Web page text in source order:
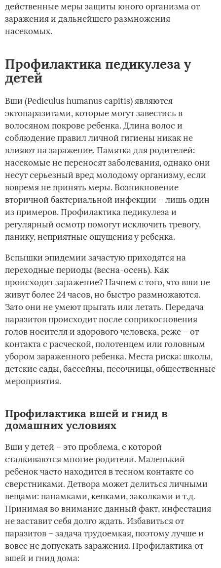
действенные меры защиты юного организма от
заражения и дальнейшего размножения
насекомых.
Профилактика педикулеза у
детей
Вши (Pediculus humanus capitis) являются
эктопаразитами, которые могут завестись в
волосяном покрове ребенка. Длина волос и
соблюдение правил личной гигиены никак не
влияют на заражение. Памятка для родителей:
насекомые не переносят заболевания, однако они
несут серьезный вред молодому организму, если
вовремя не принять меры. Возникновение
вторичной бактериальной инфекции – лишь один
из примеров. Профилактика педикулеза и
регулярный осмотр помогут исключить тревогу,
панику, неприятные ощущения у ребенка.
Вспышки эпидемии зачастую приходятся на
переходные периоды (весна-осень). Как
происходит заражение? Начнем с того, что вши не
живут более 24 часов, но быстро размножаются.
Зато они не умеют прыгать или летать. Передача
паразитов происходит после соприкосновения
голов носителя и здорового человека, реже – от
контакта с расческой, полотенцем или головным
убором зараженного ребенка. Места риска: школы,
детские сады, бассейны, песочницы, общественные
мероприятия.
Профилактика вшей и гнид в
домашних условиях
Вши у детей – это проблема, с которой
сталкиваются многие родители. Маленький
ребенок часто находится в тесном контакте со
сверстниками. Детвора может делиться личными
вещами: панамками, кепками, заколками и т.д.
Принимая во внимание данный факт, инфестация
не заставит себя долго ждать. Избавиться от
паразитов – задача трудоемкая, поэтому лучше и
вовсе не допускать заражения. Профилактика от
вшей и гнид дома: